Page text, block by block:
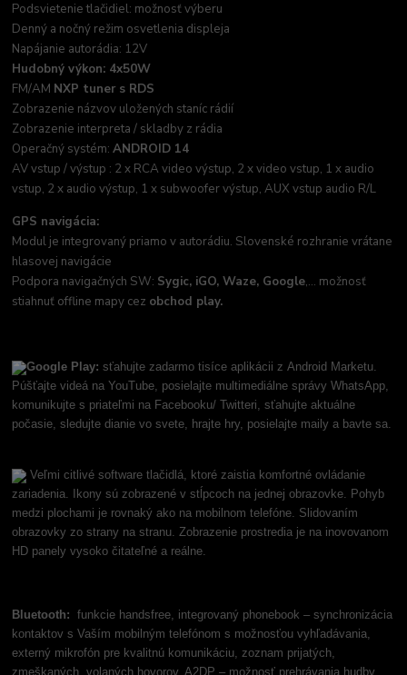
Podsvietenie tlačidiel: možnosť výberu
Denný a nočný režim osvetlenia displeja
Napájanie autorádia: 12V
Hudobný výkon: 4x50W
FM/AM NXP tuner s RDS
Zobrazenie názvov uložených staníc rádií
Zobrazenie interpreta / skladby z rádia
Operačný systém:ANDROID 14
AV vstup / výstup : 2 x RCA video výstup, 2 x video vstup, 1 x audio
vstup, 2 x audio výstup, 1 x subwoofer výstup, AUX vstup audio R/L
GPS navigácia:
Modul je integrovaný priamo v autorádiu. Slovenské rozhranie vrátane
hlasovej navigácie
Podpora navigačných SW: Sygic, iGO, Waze, Google,... možnosť
stiahnuť offline mapy cez obchod play.
Google Play: sťahujte zadarmo tisíce aplikácii z Android Marketu.
Púšťajte videá na YouTube, posielajte multimediálne správy WhatsApp,
komunikujte s priateľmi na Facebooku/ Twitteri, sťahujte aktuálne
počasie, sledujte dianie vo svete, hrajte hry, posielajte maily a bavte sa.
Veľmi citlivé software tlačidlá, ktoré zaistia komfortné ovládanie
zariadenia. Ikony sú zobrazené v stĺpcoch na jednej obrazovke. Pohyb
medzi plochami je rovnaký ako na mobilnom telefóne. Slidovaním
obrazovky zo strany na stranu. Zobrazenie prostredia je na inovovanom
HD panely vysoko čitateľné a reálne.
Bluetooth: funkcie handsfree, integrovaný phonebook – synchronizácia
kontaktov s Vaším mobilným telefónom s možnosťou vyhľadávania,
externý mikrofón pre kvalitnú komunikáciu, zoznam prijatých,
zmeškaných, volaných hovorov, A2DP – možnosť prehrávania hudby.